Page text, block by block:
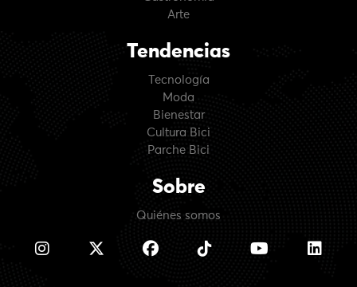
Arte
Tendencias
Tecnología
Moda
Bienestar
Cultura Bici
Parche Bici
Sobre
Quiénes somos